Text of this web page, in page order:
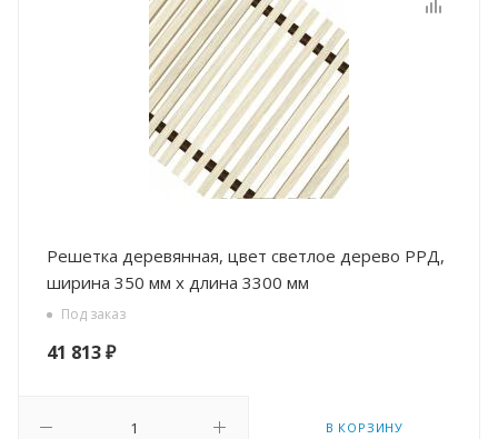
Решетка деревянная, цвет светлое дерево РРД,
ширина 350 мм х длина 3300 мм
Под заказ
41 813₽
В КОРЗИНУ